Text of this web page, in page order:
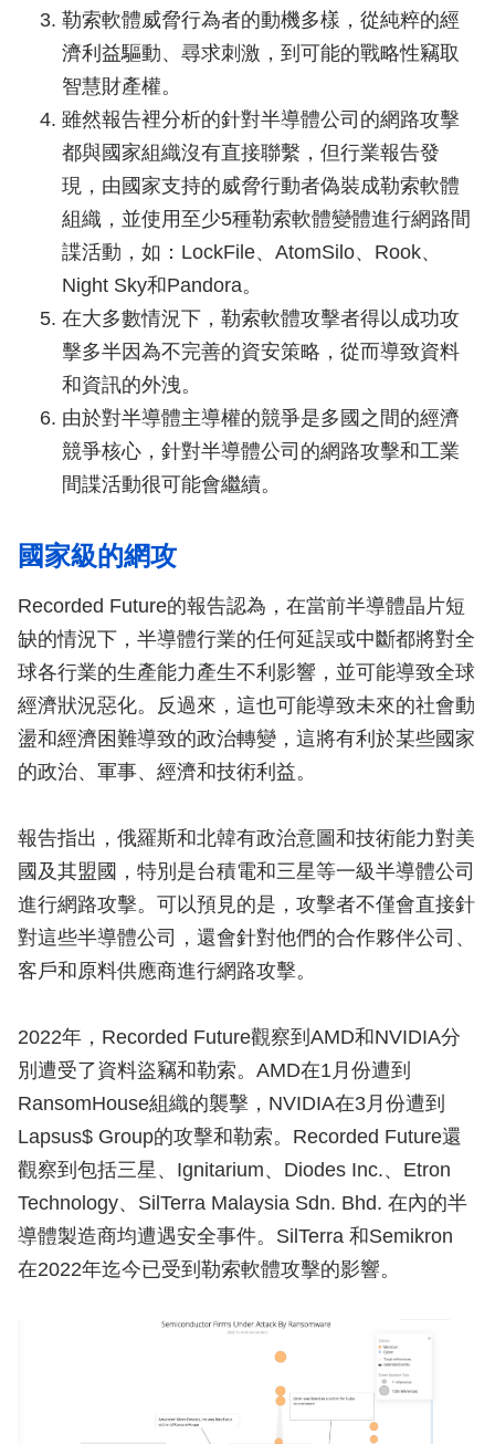
勒索軟體威脅行為者的動機多樣，從純粹的經
濟利益驅動、尋求刺激，到可能的戰略性竊取
智慧財產權。
雖然報告裡分析的針對半導體公司的網路攻擊
都與國家組織沒有直接聯繫，但行業報告發
現，由國家支持的威脅行動者偽裝成勒索軟體
組織，並使用至少5種勒索軟體變體進行網路間
諜活動，如：LockFile、AtomSilo、Rook、
Night Sky和Pandora。
在大多數情況下，勒索軟體攻擊者得以成功攻
擊多半因為不完善的資安策略，從而導致資料
和資訊的外洩。
由於對半導體主導權的競爭是多國之間的經濟
競爭核心，針對半導體公司的網路攻擊和工業
間諜活動很可能會繼續。
國家級的網攻
Recorded Future的報告認為，在當前半導體晶片短
缺的情況下，半導體行業的任何延誤或中斷都將對全
球各行業的生產能力產生不利影響，並可能導致全球
經濟狀況惡化。反過來，這也可能導致未來的社會動
盪和經濟困難導致的政治轉變，這將有利於某些國家
的政治、軍事、經濟和技術利益。
報告指出，俄羅斯和北韓有政治意圖和技術能力對美
國及其盟國，特別是台積電和三星等一級半導體公司
進行網路攻擊。可以預見的是，攻擊者不僅會直接針
對這些半導體公司，還會針對他們的合作夥伴公司、
客戶和原料供應商進行網路攻擊。
2022年，Recorded Future觀察到AMD和NVIDIA分
別遭受了資料盜竊和勒索。AMD在1月份遭到
RansomHouse組織的襲擊，NVIDIA在3月份遭到
Lapsus$ Group的攻擊和勒索。Recorded Future還
觀察到包括三星、Ignitarium、Diodes Inc.、Etron
Technology、SilTerra Malaysia Sdn. Bhd. 在內的半
導體製造商均遭遇安全事件。SilTerra 和Semikron
在2022年迄今已受到勒索軟體攻擊的影響。